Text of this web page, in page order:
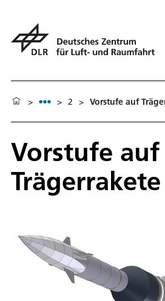
> > 2 > Vorstufe auf
Vorstufe auf
Trägerrakete